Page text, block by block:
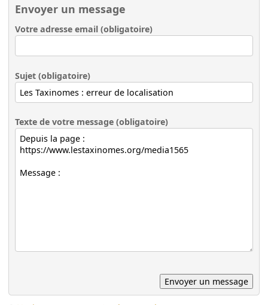
Envoyer un message
Votre adresse email (obligatoire)
Sujet (obligatoire)
Texte de votre message (obligatoire)